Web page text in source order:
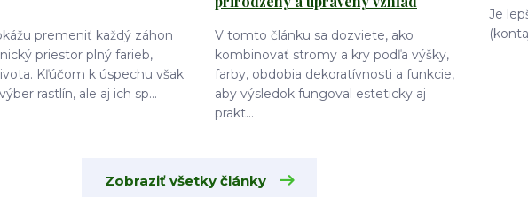
premeniť každý záhon
priestor plný farieb,
Kľúčom k úspechu však
rastlín, ale aj ich sp...
V tomto článku sa dozviete, ako
kombinovať stromy a kry podľa výšky,
farby, obdobia dekoratívnosti a funkcie,
aby výsledok fungoval esteticky aj
prakt...
Je
Zobraziť všetky články